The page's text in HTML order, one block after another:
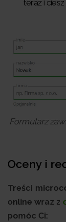
teraz i
Formularz
Oceny i
Treści
online wraz z
pomóc Ci: